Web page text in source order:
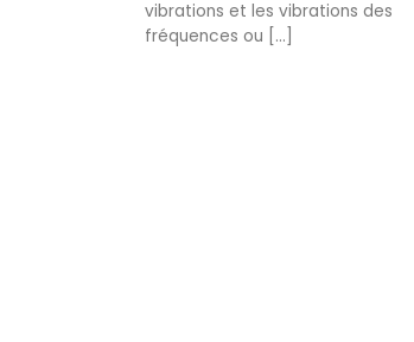
vibrations et les vibrations des
fréquences ou [...]